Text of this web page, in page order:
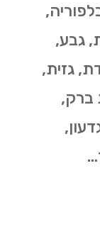
גבע,
גזית,
ברק,